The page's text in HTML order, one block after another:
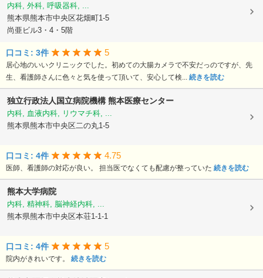
内科, 外科, 呼吸器科, ...
熊本県熊本市中央区花畑町1-5
尚亜ビル3・4・5階
口コミ: 3件 5
居心地のいいクリニックでした。初めての大腸カメラで不安だっのですが、先
生、看護師さんに色々と気を使って頂いて、安心して検... 続きを読む
独立行政法人国立病院機構熊本医療センター
内科, 血液内科, リウマチ科, ...
熊本県熊本市中央区二の丸1-5
口コミ: 4件 4.75
医師、看護師の対応が良い。 担当医でなくても配慮が整っていた 続きを読む
熊本大学病院
内科, 精神科, 脳神経内科, ...
熊本県熊本市中央区本荘1-1-1
口コミ: 4件 5
院内がきれいです。 続きを読む